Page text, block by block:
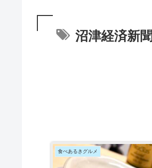
沼津経済新聞
食べあるきグルメ